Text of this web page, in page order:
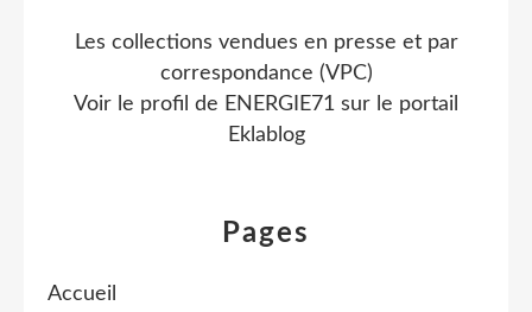
Pages
Accueil
Les collections vendues en presse et par
correspondance (VPC)
Voir le profil de ENERGIE71 sur le portail
Eklablog